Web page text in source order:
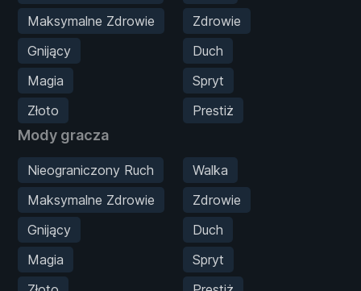
Maksymalne Zdrowie
Zdrowie
Gnijący
Duch
Magia
Spryt
Złoto
Prestiż
Mody gracza
Nieograniczony Ruch
Walka
Maksymalne Zdrowie
Zdrowie
Gnijący
Duch
Magia
Spryt